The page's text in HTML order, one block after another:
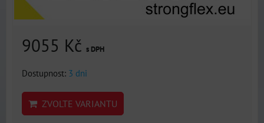
9055 Kč s DPH
Dostupnost: 3 dni
ZVOLTE VARIANTU